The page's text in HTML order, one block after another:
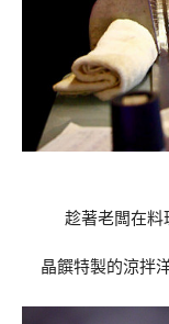
趁著老闆在料
晶饌特製的涼拌